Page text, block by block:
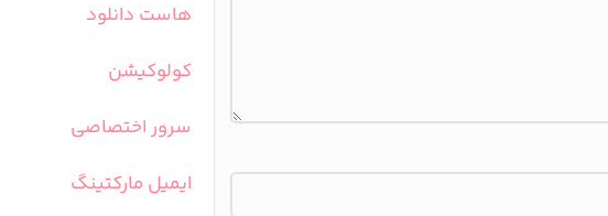
هاست دانلود
کولوکیشن
سرور اختصاصی
ایمیل مارکتینگ